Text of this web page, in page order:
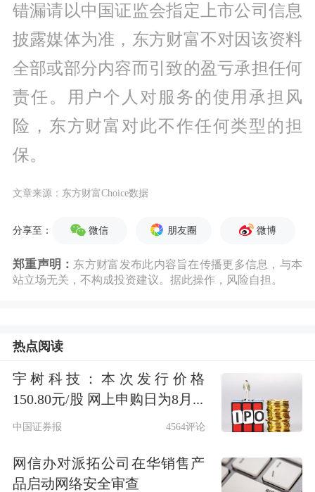
错漏请以中国证监会指定上市公司信息
披露媒体为准，东方财富不对因该资料
全部或部分内容而引致的盈亏承担任何
责任。用户个人对服务的使用承担风
险，东方财富对此不作任何类型的担
保。
文章来源：东方财富Choice数据
分享至： 微信 朋友圈 微博
郑重声明： 东方财富发布此内容旨在传播更多信息，与本
站立场无关，不构成投资建议。据此操作，风险自担。
热点阅读
宇树科技：本次发行价格
150.80元/股 网上申购日为8月...
中国证券报 4564评论
网信办对派拓公司在华销售产
品启动网络安全审查